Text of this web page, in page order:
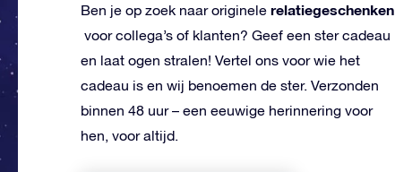
Ben je op zoek naar originele relatiegeschenken
voor collega’s of klanten? Geef een ster cadeau
en laat ogen stralen! Vertel ons voor wie het
cadeau is en wij benoemen de ster. Verzonden
binnen 48 uur – een eeuwige herinnering voor
hen, voor altijd.